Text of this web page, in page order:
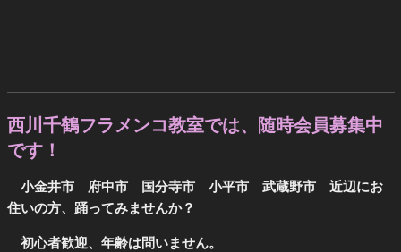
西川千鶴フラメンコ教室では、随時会員募集中
です！
小金井市 府中市 国分寺市 小平市 武蔵野市 近辺にお
住いの方、踊ってみませんか？
初心者歓迎、年齢は問いません。